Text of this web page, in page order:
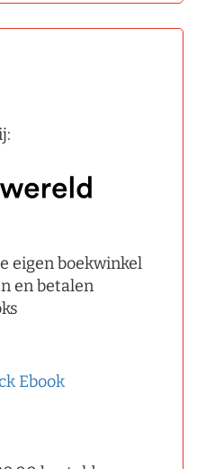
eigen boekwinkel
en betalen
Ebook